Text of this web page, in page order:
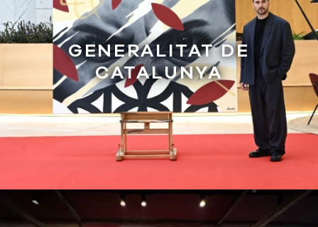
GENERALITAT DE
CATALUNYA